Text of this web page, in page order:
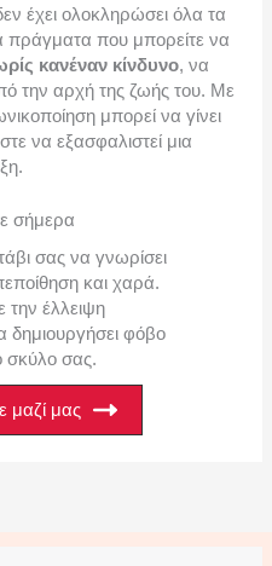
έχει ολοκληρώσει όλα τα
που μπορείτε να
κανέναν κίνδυνο, να
την αρχή της ζωής του. Με
μπορεί να γίνει
να εξασφαλιστεί μια
σήμερα
σας να γνωρίσει
και χαρά.
έλλειψη
δημιουργήσει φόβο
σκύλο σας.
μαζί μας